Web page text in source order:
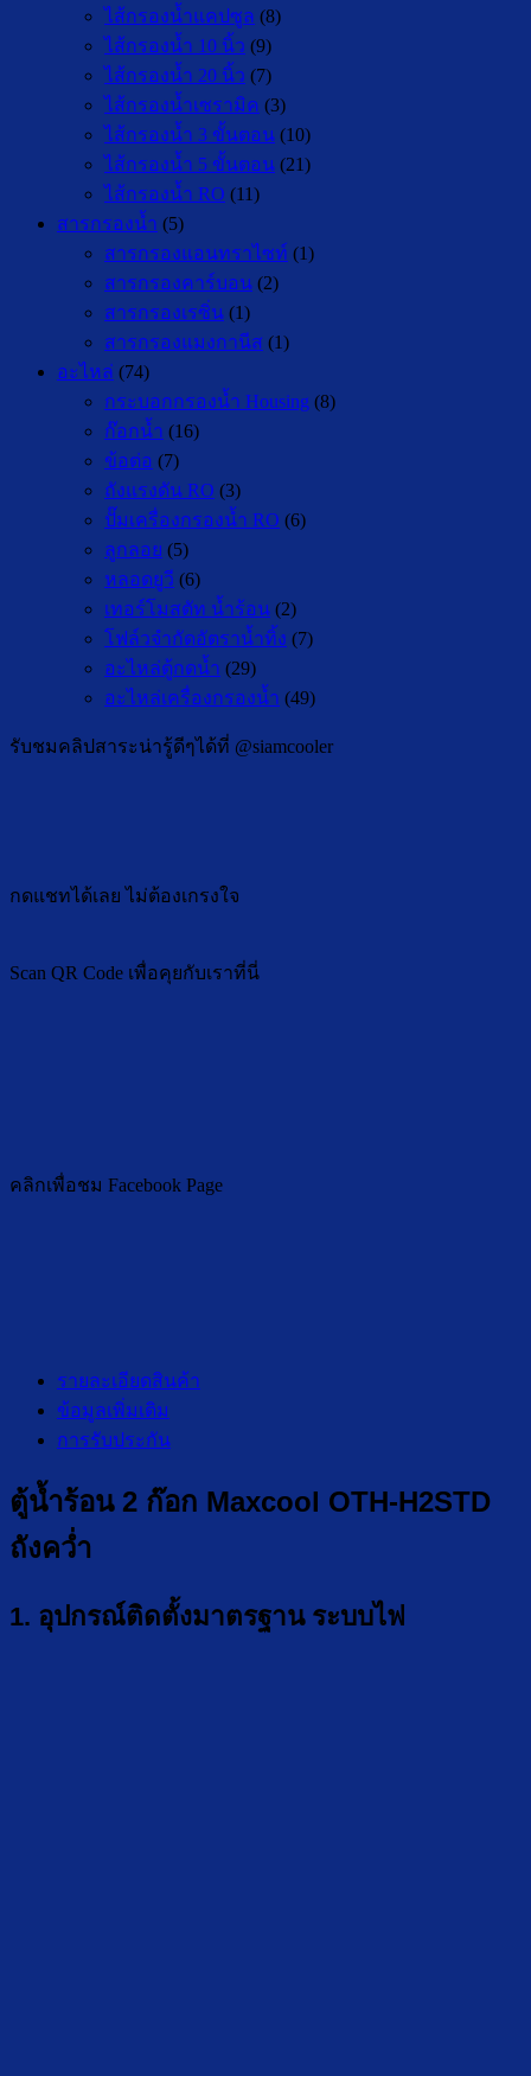
ไส้กรองน้ำแคปซูล (8)
ไส้กรองน้ำ 10 นิ้ว (9)
ไส้กรองน้ำ 20 นิ้ว (7)
ไส้กรองน้ำเซรามิค (3)
ไส้กรองน้ำ 3 ขั้นตอน (10)
ไส้กรองน้ำ 5 ขั้นตอน (21)
ไส้กรองน้ำ RO (11)
สารกรองน้ำ (5)
สารกรองแอนทราไซท์ (1)
สารกรองคาร์บอน (2)
สารกรองเรซิ่น (1)
สารกรองแมงกานีส (1)
อะไหล่ (74)
กระบอกกรองน้ำ Housing (8)
ก๊อกน้ำ (16)
ข้อต่อ (7)
ถังแรงดัน RO (3)
ปั๊มเครื่องกรองน้ำ RO (6)
ลูกลอย (5)
หลอดยูวี (6)
เทอร์โมสตัท น้ำร้อน (2)
โฟล์วจำกัดอัตราน้ำทิ้ง (7)
อะไหล่ตู้กดน้ำ (29)
อะไหล่เครื่องกรองน้ำ (49)
รับชมคลิปสาระน่ารู้ดีๆได้ที่ @siamcooler
กดแชทได้เลย ไม่ต้องเกรงใจ
Scan QR Code เพื่อคุยกับเราที่นี่
คลิกเพื่อชม Facebook Page
รายละเอียดสินค้า
ข้อมูลเพิ่มเติม
การรับประกัน
ตู้น้ำร้อน 2 ก๊อก Maxcool OTH-H2STD
ถังคว่ำ
1. อุปกรณ์ติดตั้งมาตรฐาน ระบบไฟ